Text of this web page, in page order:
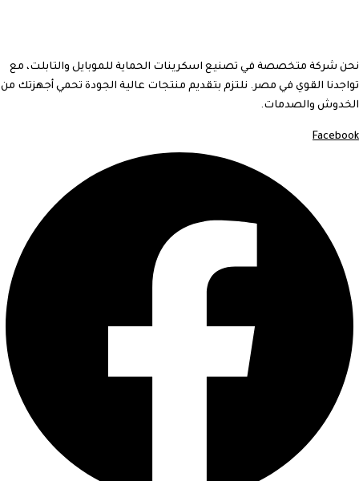
نحن شركة متخصصة في تصنيع اسكرينات الحماية للموبايل والتابلت، مع
تواجدنا القوي في مصر. نلتزم بتقديم منتجات عالية الجودة تحمي أجهزتك من
الخدوش والصدمات.
Facebook